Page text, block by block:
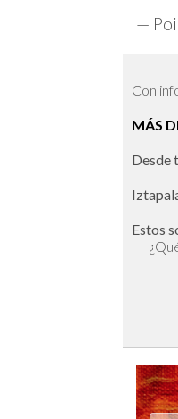
—
Con
MÁS
Desde
Estos